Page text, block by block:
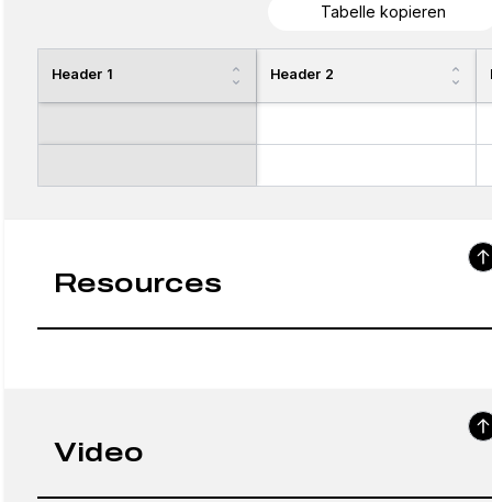
Tabelle kopieren
Header 1 Header 2
Resources
Video